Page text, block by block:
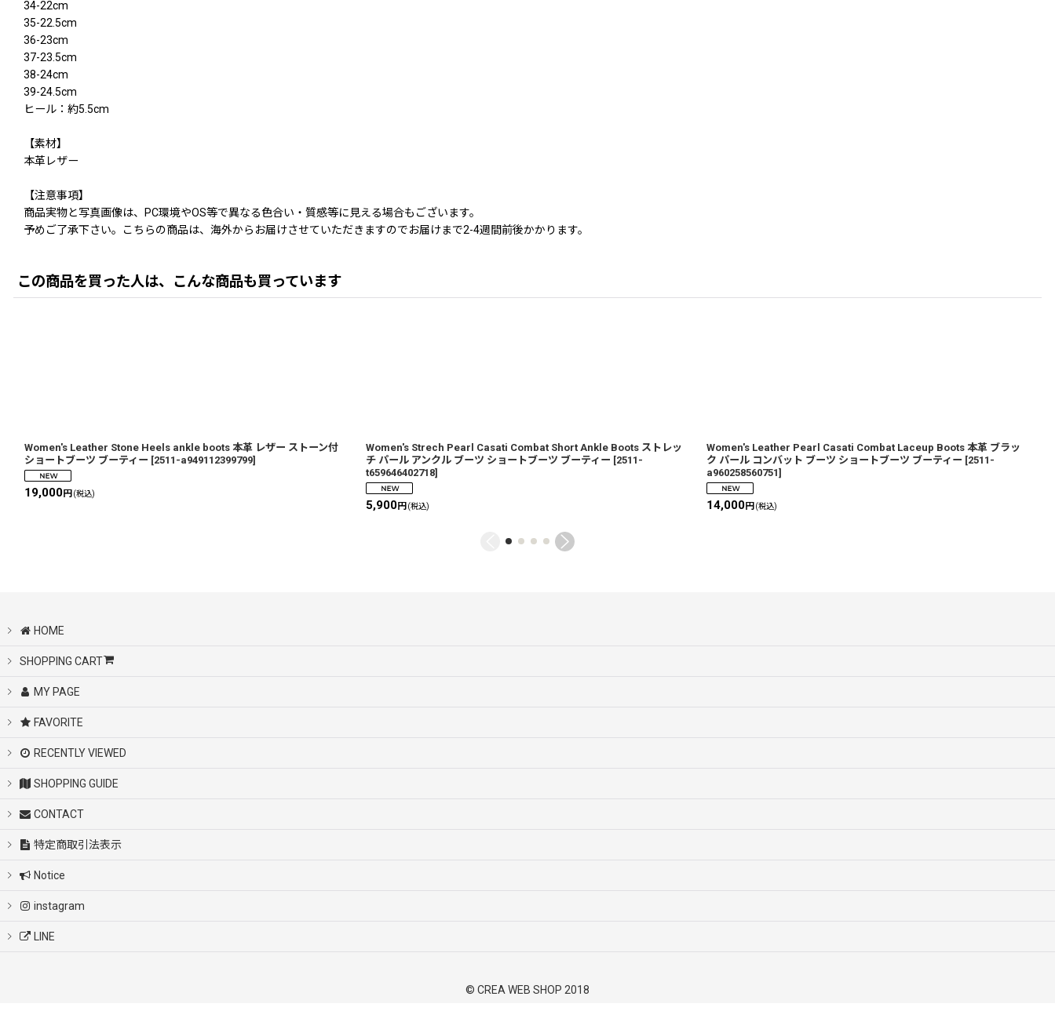
34-22cm
35-22.5cm
36-23cm
37-23.5cm
38-24cm
39-24.5cm
ヒール：約5.5cm
【素材】
本革レザー
【注意事項】
商品実物と写真画像は、PC環境やOS等で異なる色合い・質感等に見える場合もございます。
予めご了承下さい。こちらの商品は、海外からお届けさせていただきますのでお届けまで2-4週間前後かかります。
この商品を買った人は、こんな商品も買っています
Women's Leather Stone Heels ankle boots 本革 レザー ストーン付
ショートブーツ ブーティー [2511-a949112399799]
19,000円 (税込)
Women's Strech Pearl Casati Combat Short Ankle Boots ストレッ
チ パール アンクル ブーツ ショートブーツ ブーティー [2511-
t659646402718]
5,900円 (税込)
Women's Leather Pearl Casati Combat Laceup Boots 本革 ブラッ
ク パール コンバット ブーツ ショートブーツ ブーティー [2511-
a960258560751]
14,000円 (税込)
HOME
SHOPPING CART
MY PAGE
FAVORITE
RECENTLY VIEWED
SHOPPING GUIDE
CONTACT
特定商取引法表示
Notice
instagram
LINE
© CREA WEB SHOP 2018